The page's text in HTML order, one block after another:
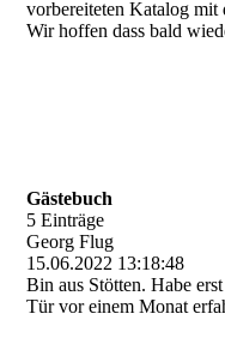
vorbereiteten Katalog mit
Wir hoffen dass bald
Gästebuch
5 Einträge
Georg Flug
15.06.2022 13:18:48
Bin aus Stötten. Habe
Tür vor einem Monat